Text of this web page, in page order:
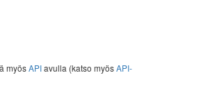
myösAPIavulla (katso myösAPI-